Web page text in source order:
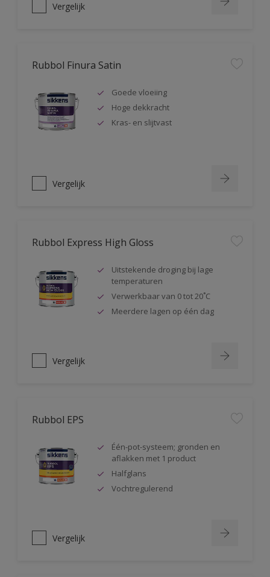
Vergelijk
Rubbol Finura Satin
Goede vloeiing
Hoge dekkracht
Kras- en slijtvast
Vergelijk
Rubbol Express High Gloss
Uitstekende droging bij lage
temperaturen
Verwerkbaar van 0 tot 20˚C
Meerdere lagen op één dag
Vergelijk
Rubbol EPS
Één-pot-systeem; gronden en
aflakken met 1 product
Halfglans
Vochtregulerend
Vergelijk